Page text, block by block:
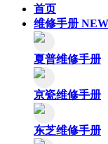
首页
维修手册 NEW
夏普维修手册
京瓷维修手册
东芝维修手册